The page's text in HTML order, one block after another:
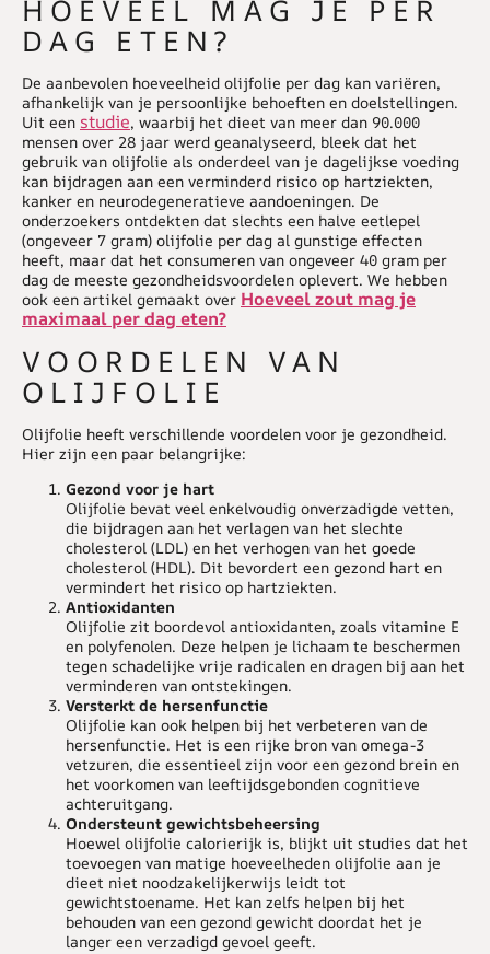
HOEVEEL MAG JE PER
DAG ETEN?
De aanbevolen hoeveelheid olijfolie per dag kan variëren,
afhankelijk van je persoonlijke behoeften en doelstellingen.
Uit een studie, waarbij het dieet van meer dan 90.000
mensen over 28 jaar werd geanalyseerd, bleek dat het
gebruik van olijfolie als onderdeel van je dagelijkse voeding
kan bijdragen aan een verminderd risico op hartziekten,
kanker en neurodegeneratieve aandoeningen. De
onderzoekers ontdekten dat slechts een halve eetlepel
(ongeveer 7 gram) olijfolie per dag al gunstige effecten
heeft, maar dat het consumeren van ongeveer 40 gram per
dag de meeste gezondheidsvoordelen oplevert. We hebben
ook een artikel gemaakt over Hoeveel zout mag je
maximaal per dag eten?
VOORDELEN VAN
OLIJFOLIE
Olijfolie heeft verschillende voordelen voor je gezondheid.
Hier zijn een paar belangrijke:
Gezond voor je hart
Olijfolie bevat veel enkelvoudig onverzadigde vetten,
die bijdragen aan het verlagen van het slechte
cholesterol (LDL) en het verhogen van het goede
cholesterol (HDL). Dit bevordert een gezond hart en
vermindert het risico op hartziekten.
Antioxidanten
Olijfolie zit boordevol antioxidanten, zoals vitamine E
en polyfenolen. Deze helpen je lichaam te beschermen
tegen schadelijke vrije radicalen en dragen bij aan het
verminderen van ontstekingen.
Versterkt de hersenfunctie
Olijfolie kan ook helpen bij het verbeteren van de
hersenfunctie. Het is een rijke bron van omega-3
vetzuren, die essentieel zijn voor een gezond brein en
het voorkomen van leeftijdsgebonden cognitieve
achteruitgang.
Ondersteunt gewichtsbeheersing
Hoewel olijfolie calorierijk is, blijkt uit studies dat het
toevoegen van matige hoeveelheden olijfolie aan je
dieet niet noodzakelijkerwijs leidt tot
gewichtstoename. Het kan zelfs helpen bij het
behouden van een gezond gewicht doordat het je
langer een verzadigd gevoel geeft.